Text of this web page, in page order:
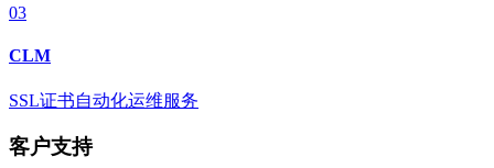
03
CLM
SSL证书自动化运维服务
客户支持